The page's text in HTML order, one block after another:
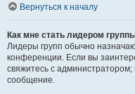
Вернуться к началу
Как мне стать лидером
Лидеры групп обычно
конференции. Если вы
свяжитесь с
сообщение.